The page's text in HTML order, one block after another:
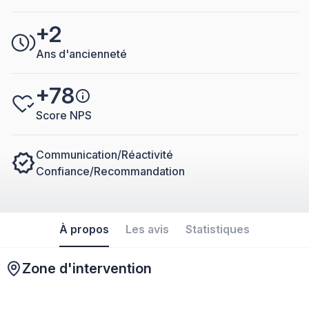
+2
Ans d'ancienneté
+78
Score NPS
Communication/Réactivité
Confiance/Recommandation
À propos Les avis Statistiques
Zone d'intervention